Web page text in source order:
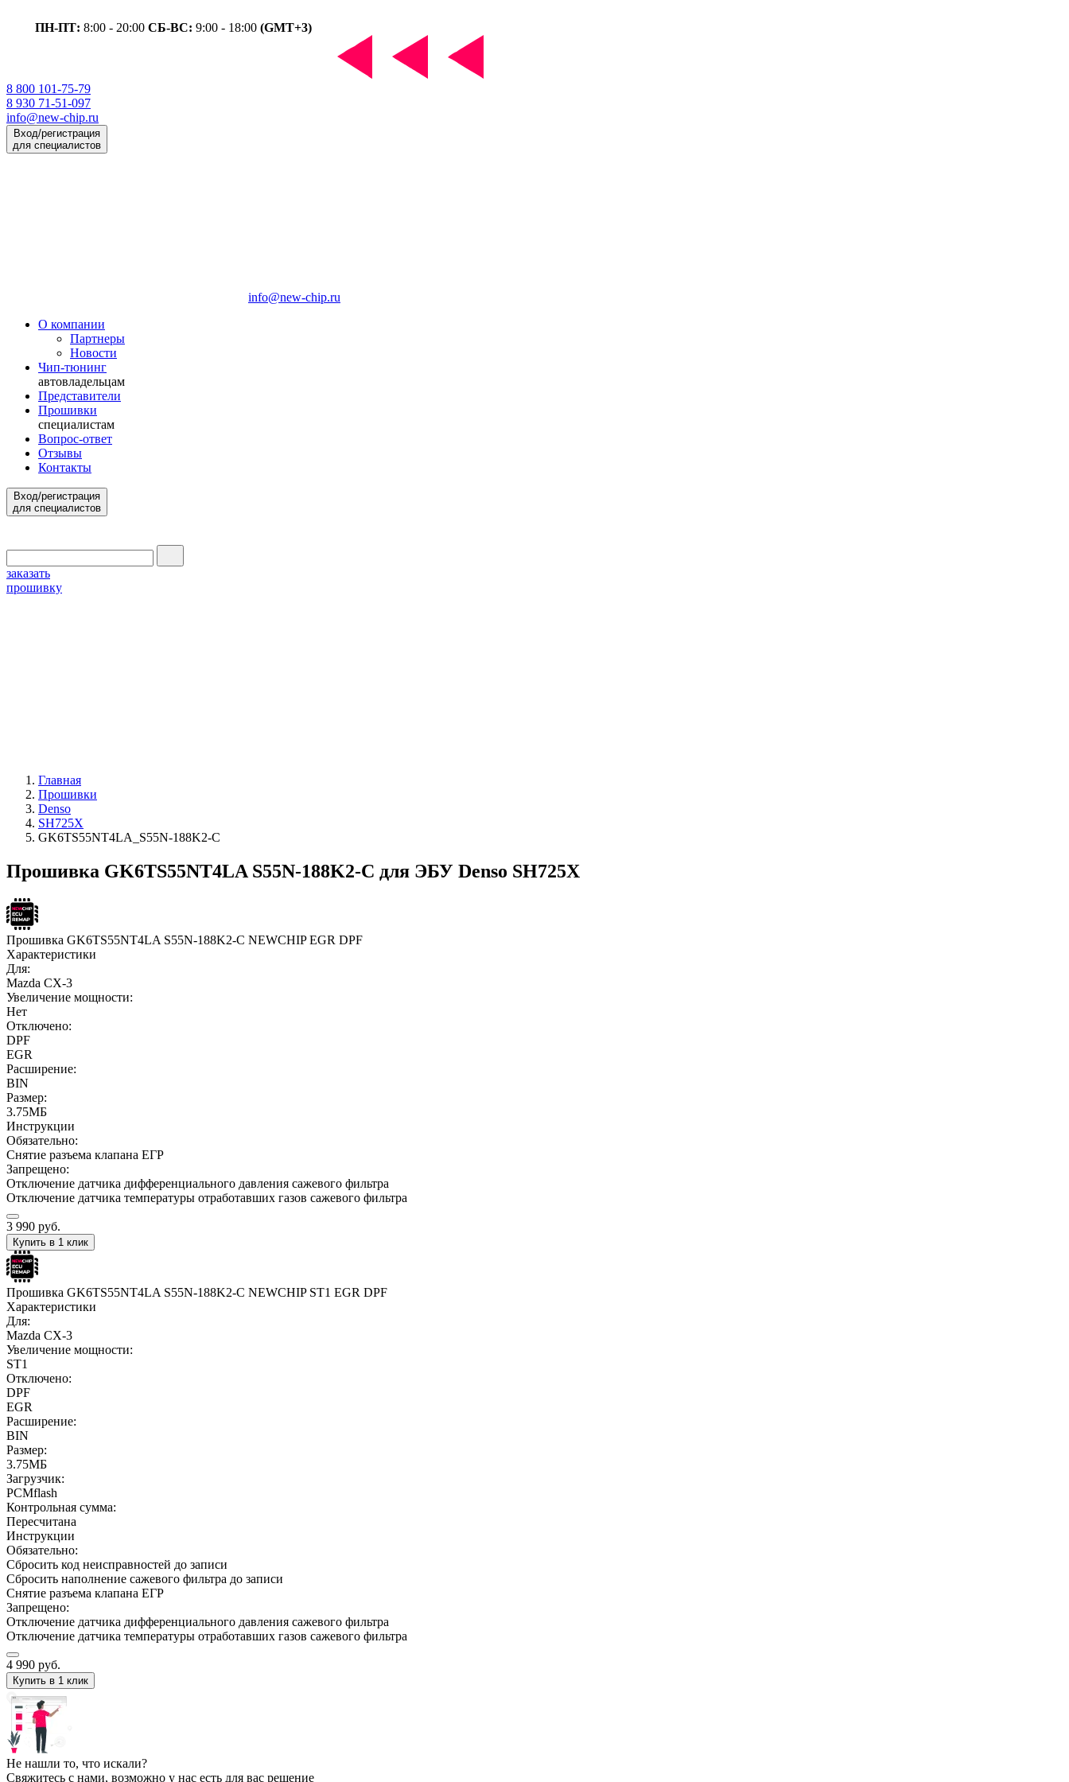
ПН-ПТ: 8:00 - 20:00 СБ-ВС: 9:00 - 18:00 (GMT+3)
8 800 101-75-79
8 930 71-51-097
info@new-chip.ru
Вход/регистрация
для специалистов
info@new-chip.ru
О компании
Партнеры
Новости
Чип-тюнинг
автовладельцам
Представители
Прошивки
специалистам
Вопрос-ответ
Отзывы
Контакты
Вход/регистрация
для специалистов
заказать
прошивку
Главная
Прошивки
Denso
SH725X
GK6TS55NT4LA_S55N-188K2-C
Прошивка GK6TS55NT4LA S55N-188K2-C для ЭБУ Denso SH725X
Прошивка GK6TS55NT4LA S55N-188K2-C NEWCHIP EGR DPF
Характеристики
Для:
Mazda CX-3
Увеличение мощности:
Нет
Отключено:
DPF
EGR
Расширение:
BIN
Размер:
3.75МБ
Инструкции
Обязательно:
Снятие разъема клапана ЕГР
Запрещено:
Отключение датчика дифференциального давления сажевого фильтра
Отключение датчика температуры отработавших газов сажевого фильтра
3 990 руб.
Купить в 1 клик
Прошивка GK6TS55NT4LA S55N-188K2-C NEWCHIP ST1 EGR DPF
Характеристики
Для:
Mazda CX-3
Увеличение мощности:
ST1
Отключено:
DPF
EGR
Расширение:
BIN
Размер:
3.75МБ
Загрузчик:
PCMflash
Контрольная сумма:
Пересчитана
Инструкции
Обязательно:
Сбросить код неисправностей до записи
Сбросить наполнение сажевого фильтра до записи
Снятие разъема клапана ЕГР
Запрещено:
Отключение датчика дифференциального давления сажевого фильтра
Отключение датчика температуры отработавших газов сажевого фильтра
4 990 руб.
Купить в 1 клик
Не нашли то, что искали?
Свяжитесь с нами, возможно у нас есть для вас решение